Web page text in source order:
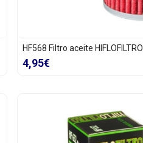
HF568 Filtro aceite HIFLOFILTRO
4,95€